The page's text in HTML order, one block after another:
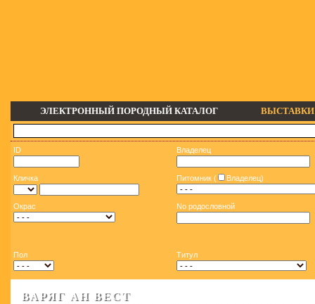
ЭЛЕКТРОННЫЙ ПОРОДНЫЙ КАТАЛОГ ВЫСТАВКИ
ID Владелец
Кличка Питомник ( Владелец)
Окрас No родословной
Пол Титул
ВАРЯГ АН ВЕСТ